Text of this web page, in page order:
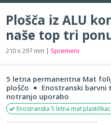
A4 (210 x 297 mm)
Plošča iz ALU
naše top tri
210 x 297 mm | Spremeni
5 letna permanentna Mat
ploščo
Enostranski barvni
notranjo uporabo
Enostranska 5 letna mat